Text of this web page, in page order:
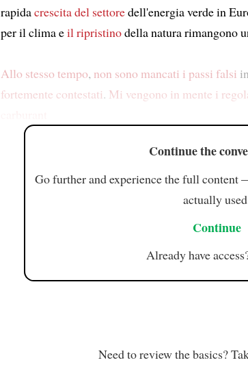
rapidacrescitadel settoredell'energia verde in
per il clima eil ripristinodella natura rimangono
Allo stesso tempo, non sono mancati i passi falsi
fortemente contestati. Mi vengono in mente i
Continue the
Go further and experience the full content
actually
Continue
Already have
Need to review the basics?